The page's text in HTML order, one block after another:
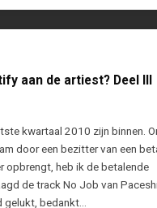
aan de artiest? Deel III
kwartaal 2010 zijn binnen.
door een bezitter van een
opbrengt, heb ik de betalende
de track No Job van
gelukt, bedankt…